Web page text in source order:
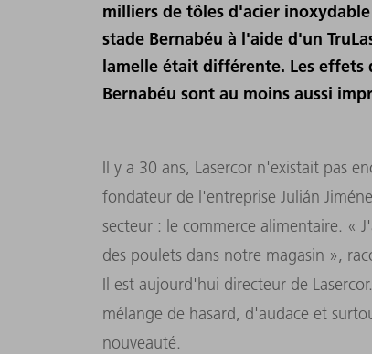
milliers de tôles d'acier
stade Bernabéu à l'aide d'un
lamelle était différente. Les effets
Bernabéu sont au moins aussi
Il y a 30 ans, Lasercor n'existait pas
fondateur de l'entreprise Julián
secteur : le commerce alimentaire. «
des poulets dans notre magasin »,
Il est aujourd'hui directeur de
mélange de hasard, d'audace et
nouveauté.